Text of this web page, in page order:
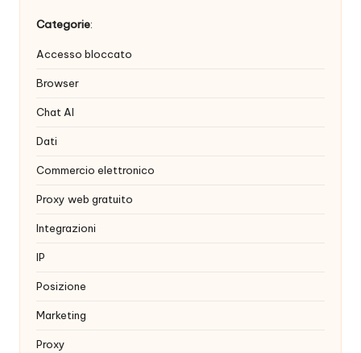
Categorie:
Accesso bloccato
Browser
Chat AI
Dati
Commercio elettronico
Proxy web gratuito
Integrazioni
IP
Posizione
Marketing
Proxy